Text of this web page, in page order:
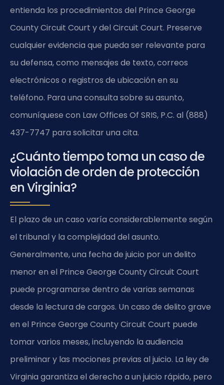
entienda los procedimientos del Prince George
County Circuit Court y del Circuit Court. Preserve
cualquier evidencia que pueda ser relevante para
su defensa, como mensajes de texto, correos
electrónicos o registros de ubicación en su
teléfono. Para una consulta sobre su asunto,
comuníquese con Law Offices Of SRIS, P.C. al (888)
437-7747 para solicitar una cita.
¿Cuánto tiempo toma un caso de
violación de orden de protección
en Virginia?
El plazo de un caso varía considerablemente según
el tribunal y la complejidad del asunto.
Generalmente, una fecha de juicio por un delito
menor en el Prince George County Circuit Court
puede programarse dentro de varias semanas
desde la lectura de cargos. Un caso de delito grave
en el Prince George County Circuit Court puede
tomar varios meses, incluyendo la audiencia
preliminar y las mociones previas al juicio. La ley de
Virginia garantiza el derecho a un juicio rápido, pero